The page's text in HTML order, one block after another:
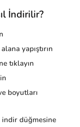
İndirilir?
yapıştırın
tıklayın
boyutları
indir düğmesine